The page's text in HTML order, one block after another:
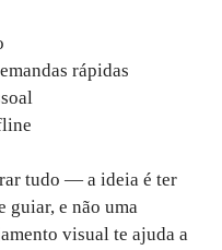
rápidas
tudo — a ideia é ter
guiar, e não uma
visual te ajuda a